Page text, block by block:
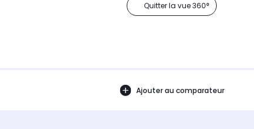
Quitter la vue 360°
Ajouter au comparateur